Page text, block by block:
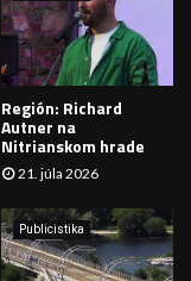
A
Á
V
A
Región: Richard
Autner na
Nitrianskom hrade
21. júla 2026
Publicistika